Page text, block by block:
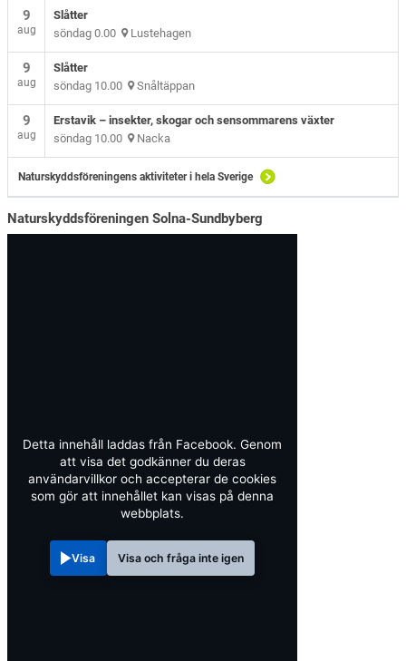
9
aug
Slåtter
söndag 0.00 Lustehagen
9
aug
Slåtter
söndag 10.00 Snåltäppan
9
aug
Erstavik – insekter, skogar och sensommarens växter
söndag 10.00 Nacka
Naturskyddsföreningens aktiviteter i hela Sverige
Naturskyddsföreningen Solna-Sundbyberg
Detta innehåll laddas från Facebook. Genom
att visa det godkänner du deras
användarvillkor och accepterar de cookies
som gör att innehållet kan visas på denna
webbplats.
Visa Visa och fråga inte igen